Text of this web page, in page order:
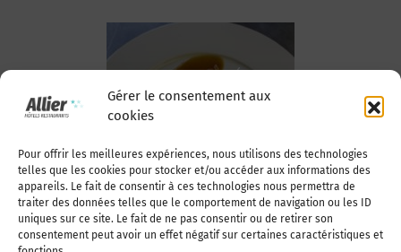
Gérer le consentement aux
cookies
Pour offrir les meilleures expériences, nous utilisons des technologies
telles que les cookies pour stocker et/ou accéder aux informations des
appareils. Le fait de consentir à ces technologies nous permettra de
traiter des données telles que le comportement de navigation ou les ID
uniques sur ce site. Le fait de ne pas consentir ou de retirer son
consentement peut avoir un effet négatif sur certaines caractéristiques et
Volailles -